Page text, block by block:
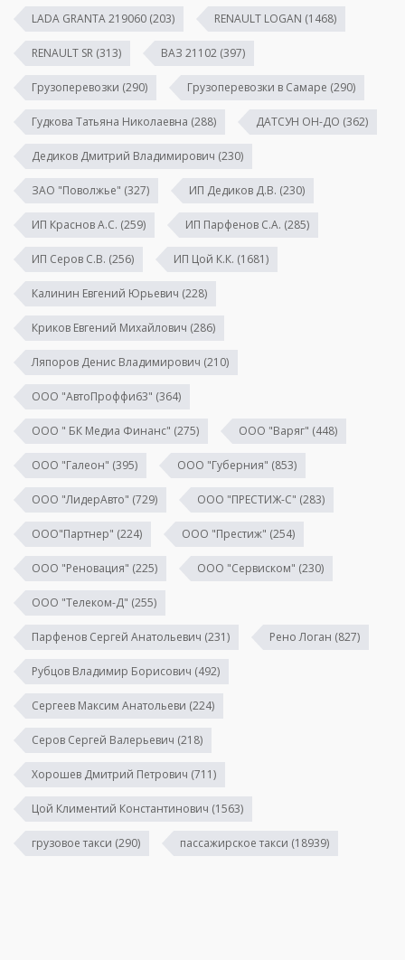
LADA GRANTA 219060 (203) RENAULT LOGAN (1468)
RENAULT SR (313) ВАЗ 21102 (397)
Грузоперевозки (290) Грузоперевозки в Самаре (290)
Гудкова Татьяна Николаевна (288) ДАТСУН ОН-ДО (362)
Дедиков Дмитрий Владимирович (230)
ЗАО "Поволжье" (327) ИП Дедиков Д.В. (230)
ИП Краснов А.С. (259) ИП Парфенов С.А. (285)
ИП Серов С.В. (256) ИП Цой К.К. (1681)
Калинин Евгений Юрьевич (228)
Криков Евгений Михайлович (286)
Ляпоров Денис Владимирович (210)
ООО "АвтоПроффи63" (364)
ООО " БК Медиа Финанс" (275) ООО "Варяг" (448)
ООО "Галеон" (395) ООО "Губерния" (853)
ООО "ЛидерАвто" (729) ООО "ПРЕСТИЖ-С" (283)
ООО"Партнер" (224) ООО "Престиж" (254)
ООО "Реновация" (225) ООО "Сервиском" (230)
ООО "Телеком-Д" (255)
Парфенов Сергей Анатольевич (231) Рено Логан (827)
Рубцов Владимир Борисович (492)
Сергеев Максим Анатольеви (224)
Серов Сергей Валерьевич (218)
Хорошев Дмитрий Петрович (711)
Цой Климентий Константинович (1563)
грузовое такси (290) пассажирское такси (18939)